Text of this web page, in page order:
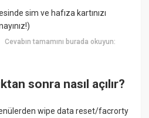
sim ve hafıza kartınızı
Cevabın tamamını burada okuyun:
sonra nasıl açılır?
wipe data reset/facrorty